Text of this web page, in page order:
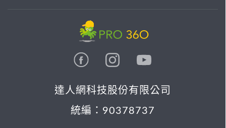
達人網科技股份有限公司
統編：90378737